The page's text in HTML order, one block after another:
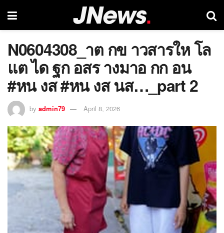
N0604308_าต กข าวสารให โล
แต ได ฐก อสร างมาอ กก อน
#หน งส #หน งส นส…_part 2
by admin79 April 8, 2026